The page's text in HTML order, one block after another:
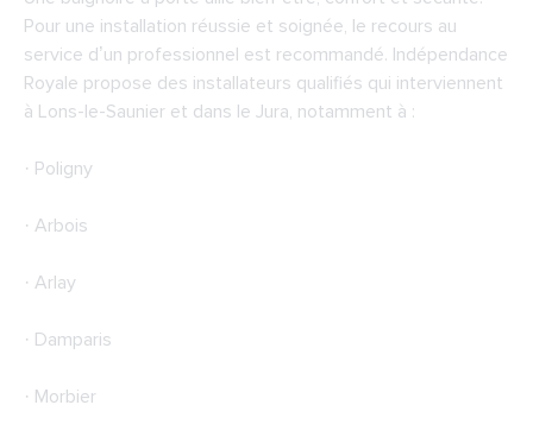
Pour une installation réussie et soignée, le recours au
service d’un professionnel est recommandé. Indépendance
Royale propose des installateurs qualifiés qui interviennent
à Lons-le-Saunier et dans le Jura, notamment à :
· Poligny
· Arbois
· Arlay
· Damparis
· Morbier